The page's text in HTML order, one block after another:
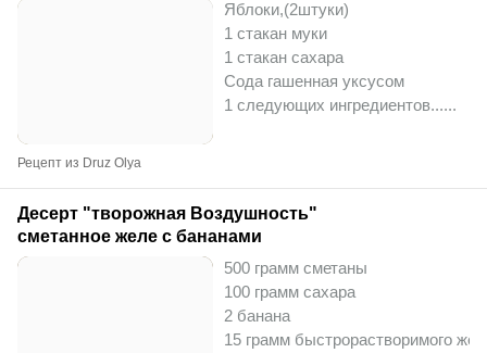
Яблоки,(2штуки)
1 стакан муки
1 стакан сахара
Сода гашенная уксусом
1 следующих ингредиентов......
Рецепт из Druz Olya
Десерт "творожная Воздушность"
сметанное желе с бананами
500 грамм сметаны
100 грамм сахара
2 банана
15 грамм быстрорастворимого